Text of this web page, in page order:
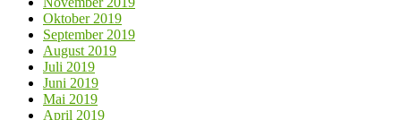
Oktober 2019
September 2019
August 2019
Juli 2019
Juni 2019
Mai 2019
April 2019